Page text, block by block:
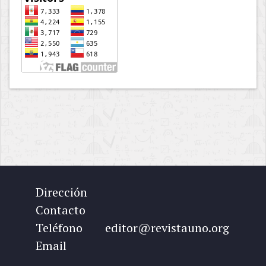
Dirección
Contacto
Teléfono
Email
editor@revistauno.org